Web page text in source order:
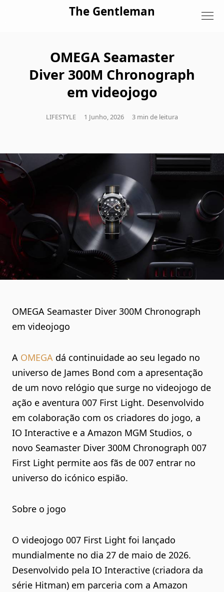
The Gentleman
OMEGA Seamaster
Diver 300M Chronograph
em videojogo
LIFESTYLE 1 Junho, 2026 3 min de leitura
OMEGA Seamaster Diver 300M Chronograph
em videojogo
A OMEGA dá continuidade ao seu legado no
universo de James Bond com a apresentação
de um novo relógio que surge no videojogo de
ação e aventura 007 First Light. Desenvolvido
em colaboração com os criadores do jogo, a
IO Interactive e a Amazon MGM Studios, o
novo Seamaster Diver 300M Chronograph 007
First Light permite aos fãs de 007 entrar no
universo do icónico espião.
Sobre o jogo
O videojogo 007 First Light foi lançado
mundialmente no dia 27 de maio de 2026.
Desenvolvido pela IO Interactive (criadora da
série Hitman) em parceria com a Amazon